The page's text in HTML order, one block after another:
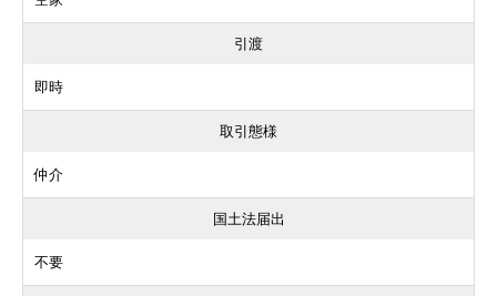
引渡
即時
取引態様
仲介
国土法届出
不要